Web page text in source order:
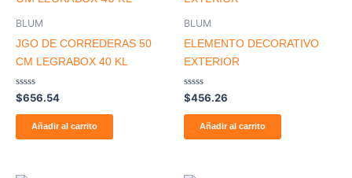
BLUM
JGO DE CORREDERAS 50
CM LEGRABOX 40 KL
Valorado
con
0
$656.54
Añadir al carrito
BLUM
ELEMENTO DECORATIVO
EXTERIOR
Valorado
con
0
$456.26
Añadir al carrito